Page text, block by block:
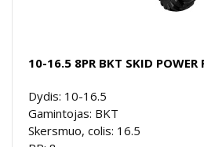
10-16.5 8PR BKT SKID POWER
Dydis: 10-16.5
Gamintojas: BKT
Skersmuo, colis: 16.5